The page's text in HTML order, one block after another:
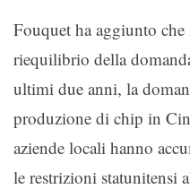
Fouquet ha aggiunto
riequilibrio della
ultimi due anni, la
produzione di chip in
aziende locali hanno
le restrizioni statunitensi